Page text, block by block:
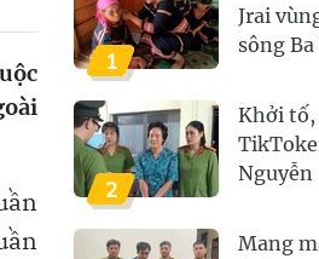
1
Jrai
sông Ba
2
Khởi
Nguyễn
Mang